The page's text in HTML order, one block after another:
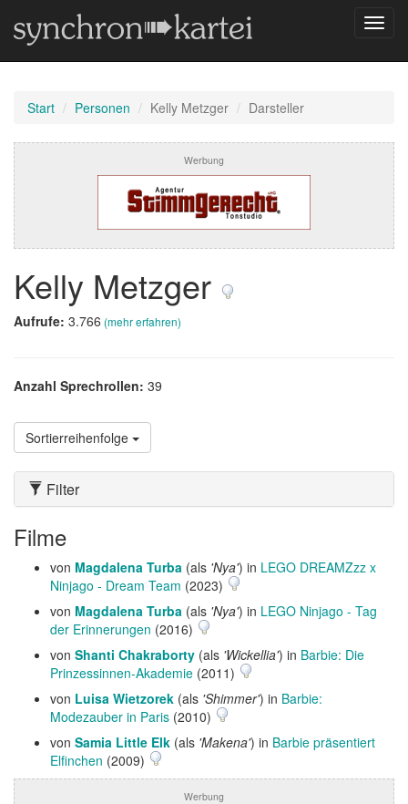
Start Personen Kelly Metzger Darsteller
Werbung
Kelly Metzger
Aufrufe: 3.766 (mehr erfahren)
Anzahl Sprechrollen: 39
Sortierreihenfolge
Filter
Filme
von Magdalena Turba (als 'Nya') in LEGO DREAMZzz x
Ninjago - Dream Team (2023)
von Magdalena Turba (als 'Nya') in LEGO Ninjago - Tag
der Erinnerungen (2016)
von Shanti Chakraborty (als 'Wickellia') in Barbie: Die
Prinzessinnen-Akademie (2011)
von Luisa Wietzorek (als 'Shimmer') in Barbie:
Modezauber in Paris (2010)
von Samia Little Elk (als 'Makena') in Barbie präsentiert
Elfinchen (2009)
Werbung